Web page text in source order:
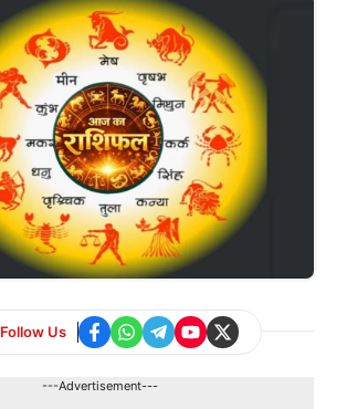
Follow Us
---Advertisement---